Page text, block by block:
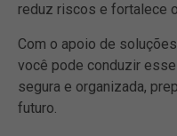
reduz riscos e fortalece
Com o apoio de
você pode conduzir
segura e organizada,
futuro.